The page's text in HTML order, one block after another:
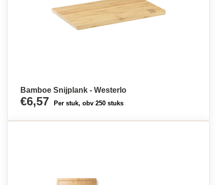
Bamboe Snijplank - Westerlo
€6,57 Per stuk, obv 250 stuks